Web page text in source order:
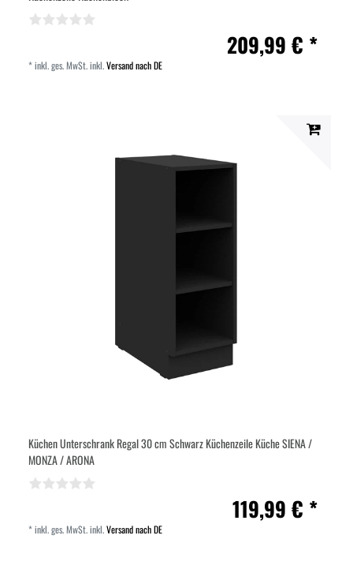
209,99 € *
*inkl. ges. MwSt.inkl.Versand nach DE
Küchen Unterschrank Regal 30 cm Schwarz Küchenzeile Küche SIENA /
MONZA / ARONA
119,99 € *
*inkl. ges. MwSt.inkl.Versand nach DE